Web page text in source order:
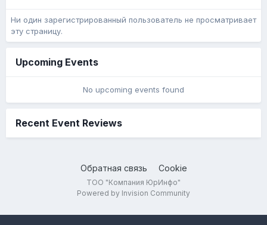
Ни один зарегистрированный пользователь не просматривает
эту страницу.
Upcoming Events
No upcoming events found
Recent Event Reviews
Обратная связь Cookie
ТОО "Компания ЮрИнфо"
Powered by Invision Community